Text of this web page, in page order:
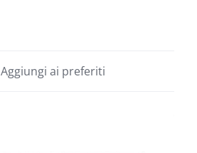
Aggiungi ai preferiti